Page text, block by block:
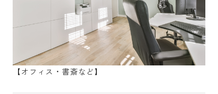
【オフィス・書斎など】